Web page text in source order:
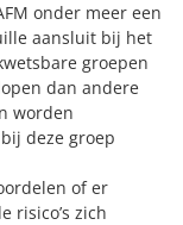
onder meer een
aansluit bij het
groepen
dan andere
worden
deze groep
of er
risico’s zich